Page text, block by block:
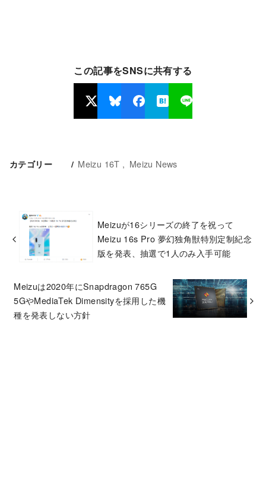
この記事をSNSに共有する
カテゴリー Meizu 16T Meizu News
Meizuが16シリーズの終了を祝って
Meizu 16s Pro 夢幻独角獣特別定制紀念
版を発表、抽選で1人のみ入手可能
Meizuは2020年にSnapdragon 765G
5GやMediaTek Dimensityを採用した機
種を発表しない方針